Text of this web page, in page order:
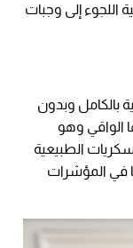
اللجوء إلى وجبات
بالكامل وبدون
الواقي وهو
الطبيعية
في المؤشرات